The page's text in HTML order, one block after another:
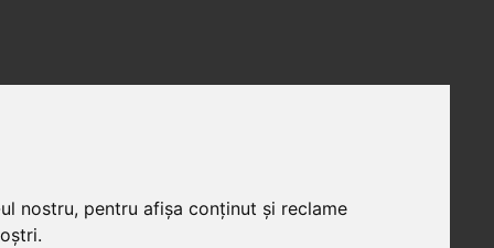
nostru, pentru afișa conținut și reclame